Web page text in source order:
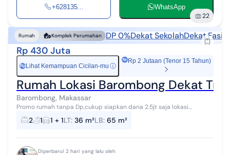
+628135... WhatsApp
22
Rumah Komplek Perumahan DP 0%Dekat SekolahDekat
Rp 430 Juta
Rp Lihat Kemampuan Cicilan-mu ⓘ
Rp 2 Jutaan (Tenor 15 Tahun)
Rumah Lokasi Barombong Dekat
Barombong, Makassar
Promo rumah tanpa Dp,cukup siapkan dana 2.5jt saja lokasi
Strategis di Barombong 10 menit dari Trans Mall 15 menit dari Pantai
Losari 5 menit dari ...
2 1 1 + 1LT: 36 m²LB: 65 m²
Diperbarui 2 hari yang lalu oleh